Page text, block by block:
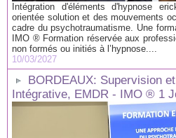
Intégration d'éléments d'hypnose
orientée solution et des mouvements
cadre du psychotraumatisme. Une
IMO ® Formation réservée aux
non formés ou initiés à l’hypnose....
10/03/2027
BORDEAUX: Supervision
Intégrative, EMDR - IMO ® 1